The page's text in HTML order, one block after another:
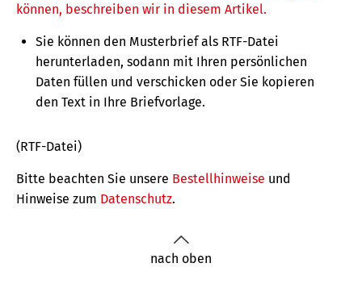
können, beschreiben wir in diesem Artikel.
Sie können den Musterbrief als RTF-Datei
herunterladen, sodann mit Ihren persönlichen
Daten füllen und verschicken oder Sie kopieren
den Text in Ihre Briefvorlage.
(RTF-Datei)
Bitte beachten Sie unsere Bestellhinweise und
Hinweise zum Datenschutz.
nach oben